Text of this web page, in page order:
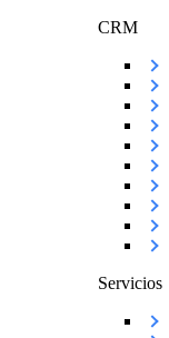
CRM
Servicios